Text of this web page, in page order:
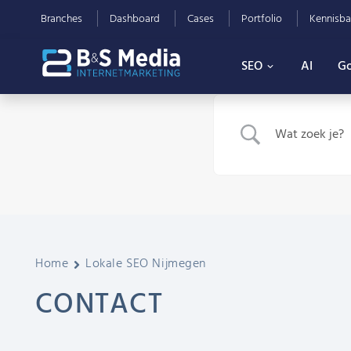
Branches Dashboard Cases Portfolio
SEO AI
Home Lokale SEO Nijmegen
CONTACT